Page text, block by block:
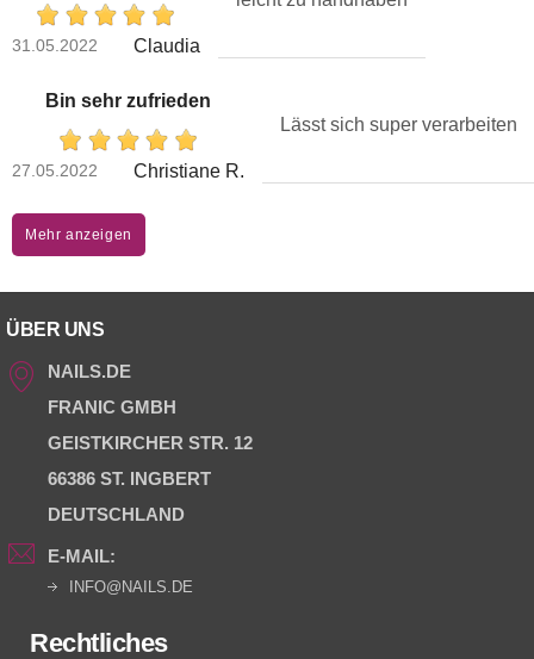
31.05.2022 Claudia
Bin sehr zufrieden
27.05.2022 Christiane R.
Lässt sich super verarbeiten
Mehr anzeigen
ÜBER UNS
NAILS.DE
FRANIC GMBH
GEISTKIRCHER STR. 12
66386 ST. INGBERT
DEUTSCHLAND
E-MAIL:
INFO@NAILS.DE
Rechtliches